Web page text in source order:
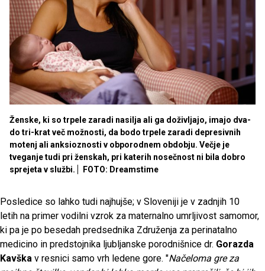
Ženske, ki so trpele zaradi nasilja ali ga doživljajo, imajo dva-
do tri-krat več možnosti, da bodo trpele zaradi depresivnih
motenj ali anksioznosti v obporodnem obdobju. Večje je
tveganje tudi pri ženskah, pri katerih nosečnost ni bila dobro
sprejeta v službi.
FOTO: Dreamstime
Posledice so lahko tudi najhujše; v Sloveniji je v zadnjih 10
letih na primer vodilni vzrok za maternalno umrljivost samomor,
ki pa je po besedah predsednika Združenja za perinatalno
medicino in predstojnika ljubljanske porodnišnice dr. Gorazda
Kavška v resnici samo vrh ledene gore. "Načeloma gre za